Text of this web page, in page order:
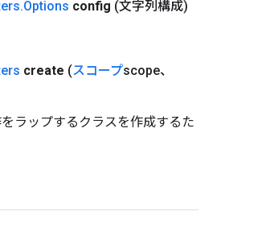
.Options config (文字列構成)
create (スコープscope、
ラップするクラスを作成するた